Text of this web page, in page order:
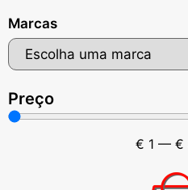
Marcas
Preço
€ 1 — €